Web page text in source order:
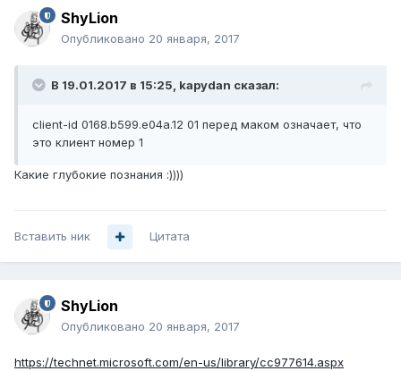
ShyLion
Опубликовано 20 января, 2017
В 19.01.2017 в 15:25, kapydan сказал:
client-id 0168.b599.e04a.12 01 перед маком означает, что
это клиент номер 1
Какие глубокие познания :))))
Вставить ник Цитата
ShyLion
Опубликовано 20 января, 2017
https://technet.microsoft.com/en-us/library/cc977614.aspx